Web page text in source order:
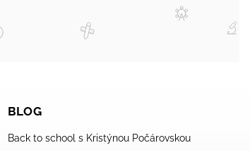
BLOG
Back to school s Kristýnou Počárovskou